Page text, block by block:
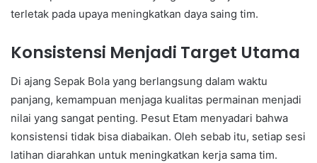
terletak pada upaya meningkatkan daya saing tim.
Konsistensi Menjadi Target Utama
Di ajang Sepak Bola yang berlangsung dalam waktu
panjang, kemampuan menjaga kualitas permainan menjadi
nilai yang sangat penting. Pesut Etam menyadari bahwa
konsistensi tidak bisa diabaikan. Oleh sebab itu, setiap sesi
latihan diarahkan untuk meningkatkan kerja sama tim.